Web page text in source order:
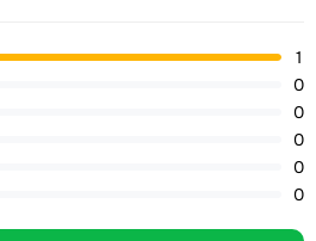
1
0
0
0
0
0